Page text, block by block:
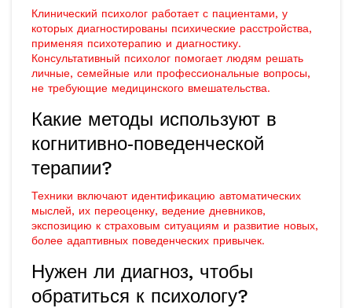
Клинический психолог работает с пациентами, у
которых диагностированы психические расстройства,
применяя психотерапию и диагностику.
Консультативный психолог помогает людям решать
личные, семейные или профессиональные вопросы,
не требующие медицинского вмешательства.
Какие методы используют в
когнитивно‑поведенческой
терапии?
Техники включают идентификацию автоматических
мыслей, их переоценку, ведение дневников,
экспозицию к страховым ситуациям и развитие новых,
более адаптивных поведенческих привычек.
Нужен ли диагноз, чтобы
обратиться к психологу?